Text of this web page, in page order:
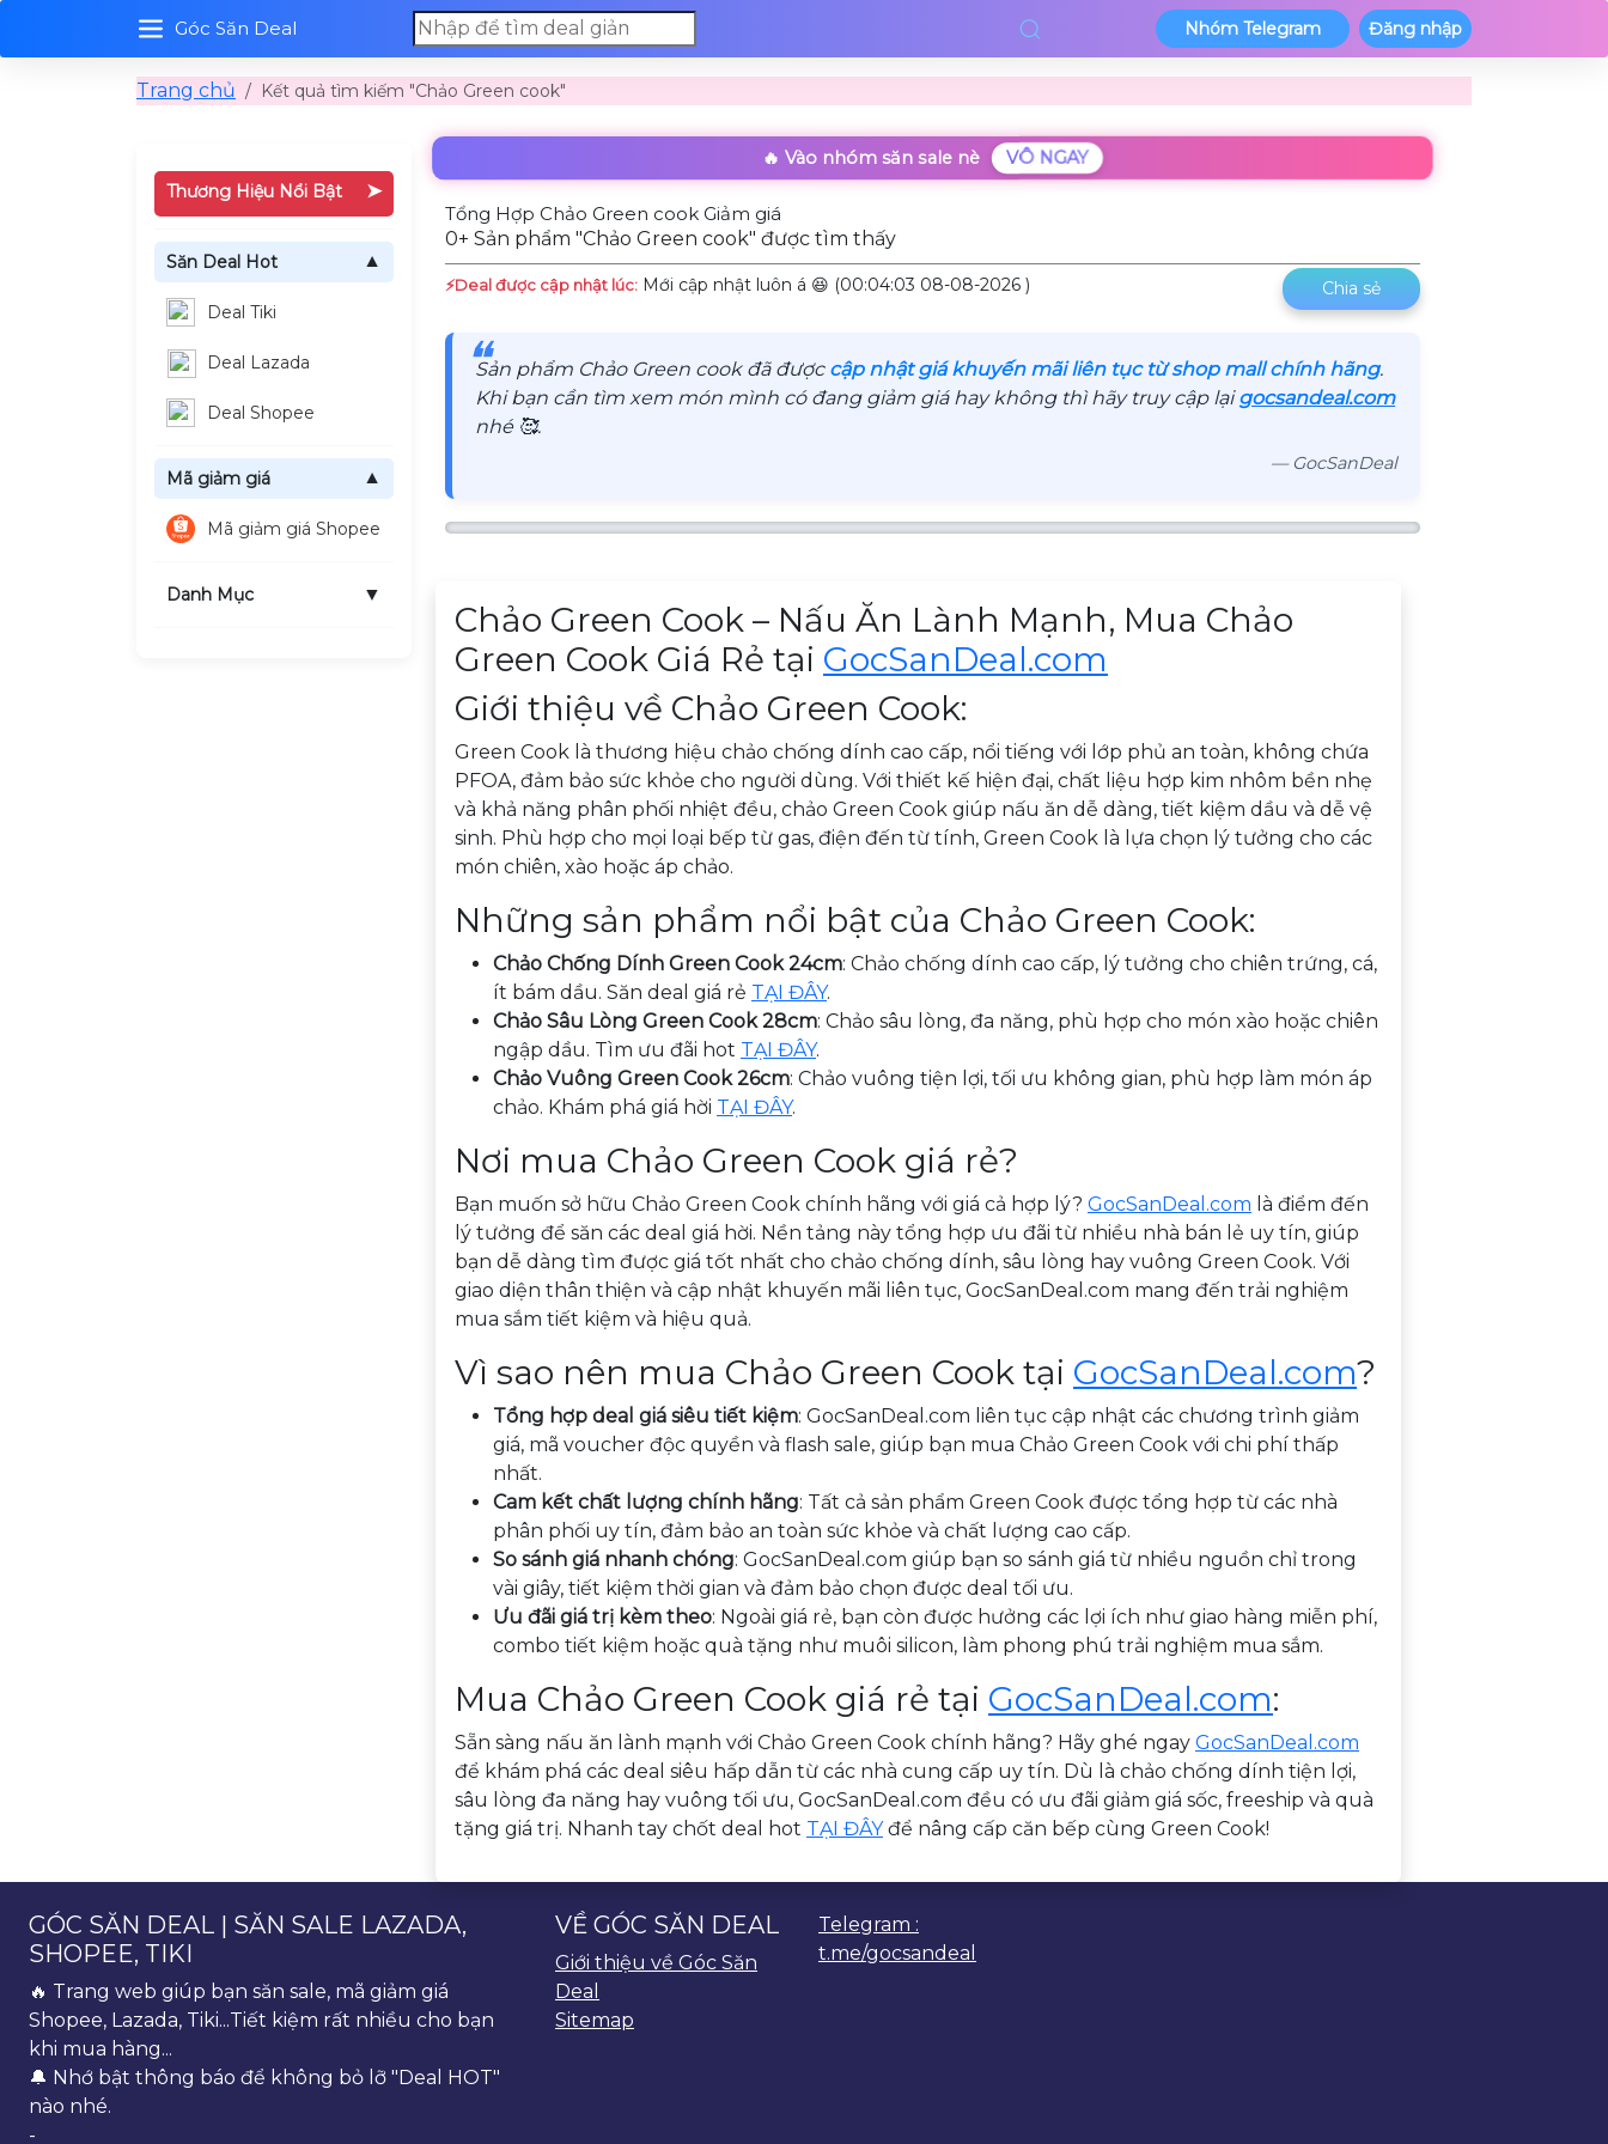
Góc Săn Deal Nhóm Telegram Đăng nhập
Trang chủ Kết quả tìm kiếm "Chảo Green cook"
Thương Hiệu Nổi Bật ➤
Săn Deal Hot ▼
Deal Tiki
Deal Lazada
Deal Shopee
Mã giảm giá ▼
Mã giảm giá Shopee
Danh Mục ▼
🔥 Vào nhóm săn sale nè VÔ NGAY
Tổng Hợp Chảo Green cook Giảm giá
0+ Sản phẩm "Chảo Green cook" được tìm thấy
⚡️Deal được cập nhật lúc: Mới cập nhật luôn á 😆 (00:04:03 08-08-2026 ) Chia sẻ
❝
Sản phẩm Chảo Green cook đã được cập nhật giá khuyến mãi liên tục từ shop mall chính hãng.
Khi bạn cần tìm xem món mình có đang giảm giá hay không thì hãy truy cập lạigocsandeal.com
nhé 🥰.
— GocSanDeal
Chảo Green Cook – Nấu Ăn Lành Mạnh, Mua Chảo
Green Cook Giá Rẻ tại GocSanDeal.com
Giới thiệu về Chảo Green Cook:
Green Cook là thương hiệu chảo chống dính cao cấp, nổi tiếng với lớp phủ an toàn, không chứa
PFOA, đảm bảo sức khỏe cho người dùng. Với thiết kế hiện đại, chất liệu hợp kim nhôm bền nhẹ
và khả năng phân phối nhiệt đều, chảo Green Cook giúp nấu ăn dễ dàng, tiết kiệm dầu và dễ vệ
sinh. Phù hợp cho mọi loại bếp từ gas, điện đến từ tính, Green Cook là lựa chọn lý tưởng cho các
món chiên, xào hoặc áp chảo.
Những sản phẩm nổi bật của Chảo Green Cook:
Chảo Chống Dính Green Cook 24cm: Chảo chống dính cao cấp, lý tưởng cho chiên trứng, cá,
ít bám dầu. Săn deal giá rẻ TẠI ĐÂY.
Chảo Sâu Lòng Green Cook 28cm: Chảo sâu lòng, đa năng, phù hợp cho món xào hoặc chiên
ngập dầu. Tìm ưu đãi hot TẠI ĐÂY.
Chảo Vuông Green Cook 26cm: Chảo vuông tiện lợi, tối ưu không gian, phù hợp làm món áp
chảo. Khám phá giá hời TẠI ĐÂY.
Nơi mua Chảo Green Cook giá rẻ?
Bạn muốn sở hữu Chảo Green Cook chính hãng với giá cả hợp lý? GocSanDeal.com là điểm đến
lý tưởng để săn các deal giá hời. Nền tảng này tổng hợp ưu đãi từ nhiều nhà bán lẻ uy tín, giúp
bạn dễ dàng tìm được giá tốt nhất cho chảo chống dính, sâu lòng hay vuông Green Cook. Với
giao diện thân thiện và cập nhật khuyến mãi liên tục, GocSanDeal.com mang đến trải nghiệm
mua sắm tiết kiệm và hiệu quả.
Vì sao nên mua Chảo Green Cook tại GocSanDeal.com?
Tổng hợp deal giá siêu tiết kiệm: GocSanDeal.com liên tục cập nhật các chương trình giảm
giá, mã voucher độc quyền và flash sale, giúp bạn mua Chảo Green Cook với chi phí thấp
nhất.
Cam kết chất lượng chính hãng: Tất cả sản phẩm Green Cook được tổng hợp từ các nhà
phân phối uy tín, đảm bảo an toàn sức khỏe và chất lượng cao cấp.
So sánh giá nhanh chóng: GocSanDeal.com giúp bạn so sánh giá từ nhiều nguồn chỉ trong
vài giây, tiết kiệm thời gian và đảm bảo chọn được deal tối ưu.
Ưu đãi giá trị kèm theo: Ngoài giá rẻ, bạn còn được hưởng các lợi ích như giao hàng miễn phí,
combo tiết kiệm hoặc quà tặng như muôi silicon, làm phong phú trải nghiệm mua sắm.
Mua Chảo Green Cook giá rẻ tại GocSanDeal.com:
Sẵn sàng nấu ăn lành mạnh với Chảo Green Cook chính hãng? Hãy ghé ngay GocSanDeal.com
để khám phá các deal siêu hấp dẫn từ các nhà cung cấp uy tín. Dù là chảo chống dính tiện lợi,
sâu lòng đa năng hay vuông tối ưu, GocSanDeal.com đều có ưu đãi giảm giá sốc, freeship và quà
tặng giá trị. Nhanh tay chốt deal hot TẠI ĐÂYđể nâng cấp căn bếp cùng Green Cook!
GÓC SĂN DEAL | SĂN SALE LAZADA,
SHOPEE, TIKI
🔥 Trang web giúp bạn săn sale, mã giảm giá
Shopee, Lazada, Tiki...Tiết kiệm rất nhiều cho bạn
khi mua hàng...
🔔 Nhớ bật thông báo để không bỏ lỡ "Deal HOT"
nào nhé.
-
VỀ GÓC SĂN DEAL
Giới thiệu về Góc Săn
Deal
Sitemap
Telegram :
t.me/gocsandeal